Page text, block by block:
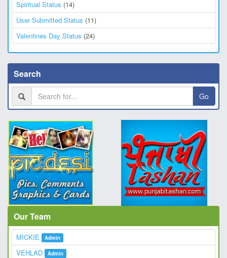
Spiritual Status (14)
User Submitted Status (11)
Valentines Day Status (24)
Search
Go
Our Team
MICKIE Admin
VEHLAD Admin